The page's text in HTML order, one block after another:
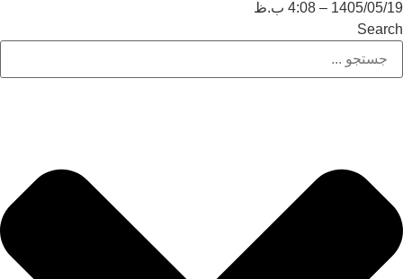
1405/05/19 – 4:08 ب.ظ
Search